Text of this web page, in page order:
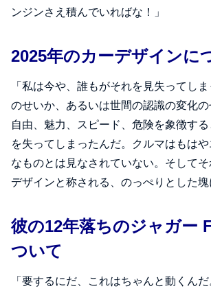
ンジンさえ積んでいればな！」
2025年のカーデザインに
「私は今や、誰もがそれを見失ってし
のせいか、あるいは世間の認識の変化
自由、魅力、スピード、危険を象徴する
を失ってしまったんだ。クルマはもは
なものとは見なされていない。そして
デザインと称される、のっぺりとした塊
彼の12年落ちのジャガー
ついて
「要するにだ、これはちゃんと動くん